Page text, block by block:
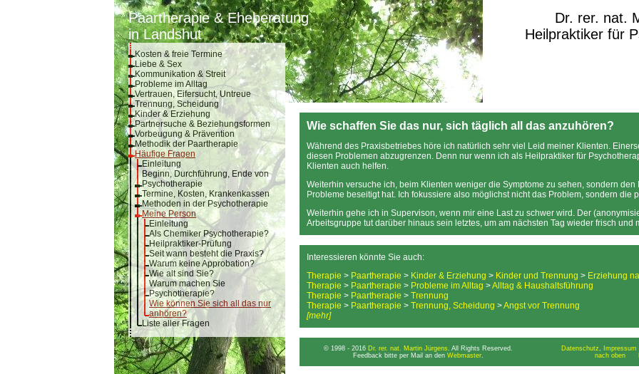
Paartherapie & Eheberatung
in Landshut
Dr. rer. nat.
Heilpraktiker für
Kosten & freie Termine
Liebe & Sex
Kommunikation & Streit
Probleme im Alltag
Vertrauen, Eifersucht, Untreue
Trennung, Scheidung
Kinder & Erziehung
Partnersuche & Beziehungsformen
Vorbeugung & Prävention
Methodik der Paartherapie
Häufige Fragen
Einleitung
Beginn, Durchführung, Ende von
Psychotherapie
Termine, Kosten, Krankenkassen
Methoden in der Psychotherapie
Meine Person
Einleitung
Als Chemiker Psychotherapie?
Heilpraktiker-Prüfung
Seit wann besteht die Praxis?
Warum keine Approbation?
Wie alt sind Sie?
Warum machen Sie
Psychotherapie?
Wie können Sie sich all das nur
anhören?
Liste aller Fragen
Wie schaffen Sie das nur, sich täglich all das anzuhören?
Während des Praxisbetriebes höre ich natürlich sehr viel Leid meiner Klienten.
diesen Problemen abzugrenzen. Denn nur wenn ich als Heilpraktiker für
Klienten auch helfen.
Weiterhin versuche ich, beim Klienten weniger die Symptome zu sehen, sondern
Probleme beseitigt hat. Ich fokussiere also möglichst nicht das Problem, sondern die
Weiterhin gehe ich in Supervison, wenn mir eine Last zu schwer wird. Der
Arbeitsgruppe tut darüber hinaus sein letztes, um am nächsten Tag wieder frisch und
Interessieren könnte Sie auch:
Therapie > Paartherapie > Kinder & Erziehung > Kinder und Trennung > Erziehung
Therapie > Paartherapie > Probleme im Alltag >Alltag & Haushaltsführung
Therapie > Paartherapie > Trennung
Therapie > Paartherapie > Trennung, Scheidung >Angst vor Trennung
[mehr]
© 1998 - 2016 Dr. rer. nat. Martin Jürgens. All Rights Reserved.
Feedback bitte per Mail an den Webmaster.
Datenschutz,
nach oben